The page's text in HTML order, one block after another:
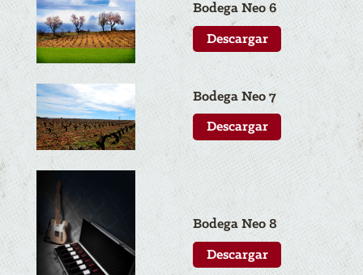
Bodega Neo6
Descargar
Bodega Neo7
Descargar
Bodega Neo8
Descargar